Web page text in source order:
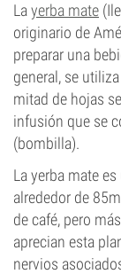
Layerba mate
originario de
preparar una
general, se
mitad de hojas
infusión que se
(bombilla).
La yerba mate
alrededor de
de café, pero
aprecian esta
nervios